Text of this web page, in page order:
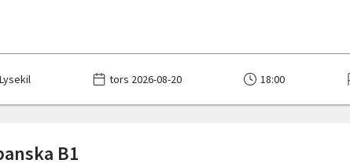
Lysekil tors 2026-08-20 18:00
B1